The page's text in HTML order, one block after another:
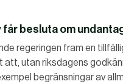
besluta om
regeringen fram en
att, utan riksdagens
begränsningar av